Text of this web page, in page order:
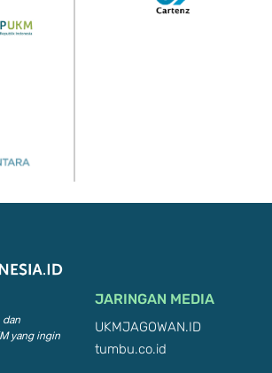
dan
yang ingin
JARINGAN MEDIA
UKMJAGOWAN.ID
tumbu.co.id